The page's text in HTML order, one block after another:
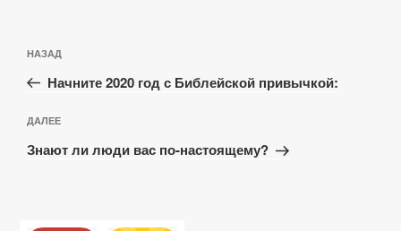
по
записям
Предыдущая
запись:
НАЗАД
Начните 2020 год с Библейской привычкой:
Следующая
запись
ДАЛЕЕ
Знают ли люди вас по-настоящему?